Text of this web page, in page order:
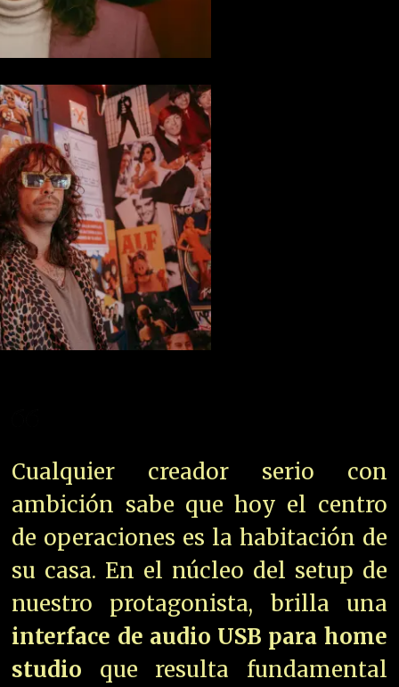
Cualquier creador serio con
ambición sabe que hoy el centro
de operaciones es la habitación de
su casa. En el núcleo del setup de
nuestro protagonista, brilla una
interface de audio USB para home
studio que resulta fundamental